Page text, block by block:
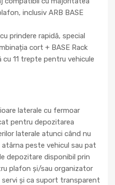
inclusiv ARB BASE
prindere rapidă, special
cort + BASE Rack
cu 11 trepte pentru vehicule
laterale cu fermoar
pentru depozitarea
laterale atunci când nu
peste vehicul sau pat
depozitare disponibil prin
plafon și/sau organizator
și ca suport transparent